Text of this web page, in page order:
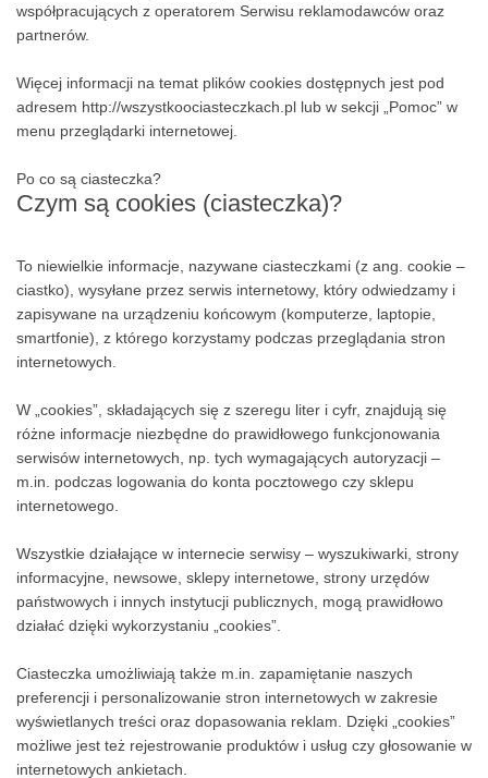
Serwisu i wykorzystywane mogą być również przez
współpracujących z operatorem Serwisu reklamodawców oraz
Więcej informacji na temat plików cookies dostępnych jest pod
adresem http://wszystkoociasteczkach.pl lub w sekcji „Pomoc” w
Po co są ciasteczka?
To niewielkie informacje, nazywane ciasteczkami (z ang. cookie –
ciastko), wysyłane przez serwis internetowy, który odwiedzamy i
zapisywane na urządzeniu końcowym (komputerze, laptopie,
smartfonie), z którego korzystamy podczas przeglądania stron
W „cookies”, składających się z szeregu liter i cyfr, znajdują się
różne informacje niezbędne do prawidłowego funkcjonowania
serwisów internetowych, np. tych wymagających autoryzacji –
m.in. podczas logowania do konta pocztowego czy sklepu
Wszystkie działające w internecie serwisy – wyszukiwarki, strony
informacyjne, newsowe, sklepy internetowe, strony urzędów
państwowych i innych instytucji publicznych, mogą prawidłowo
Ciasteczka umożliwiają także m.in. zapamiętanie naszych
preferencji i personalizowanie stron internetowych w zakresie
wyświetlanych treści oraz dopasowania reklam. Dzięki „cookies”
możliwe jest też rejestrowanie produktów i usług czy głosowanie w